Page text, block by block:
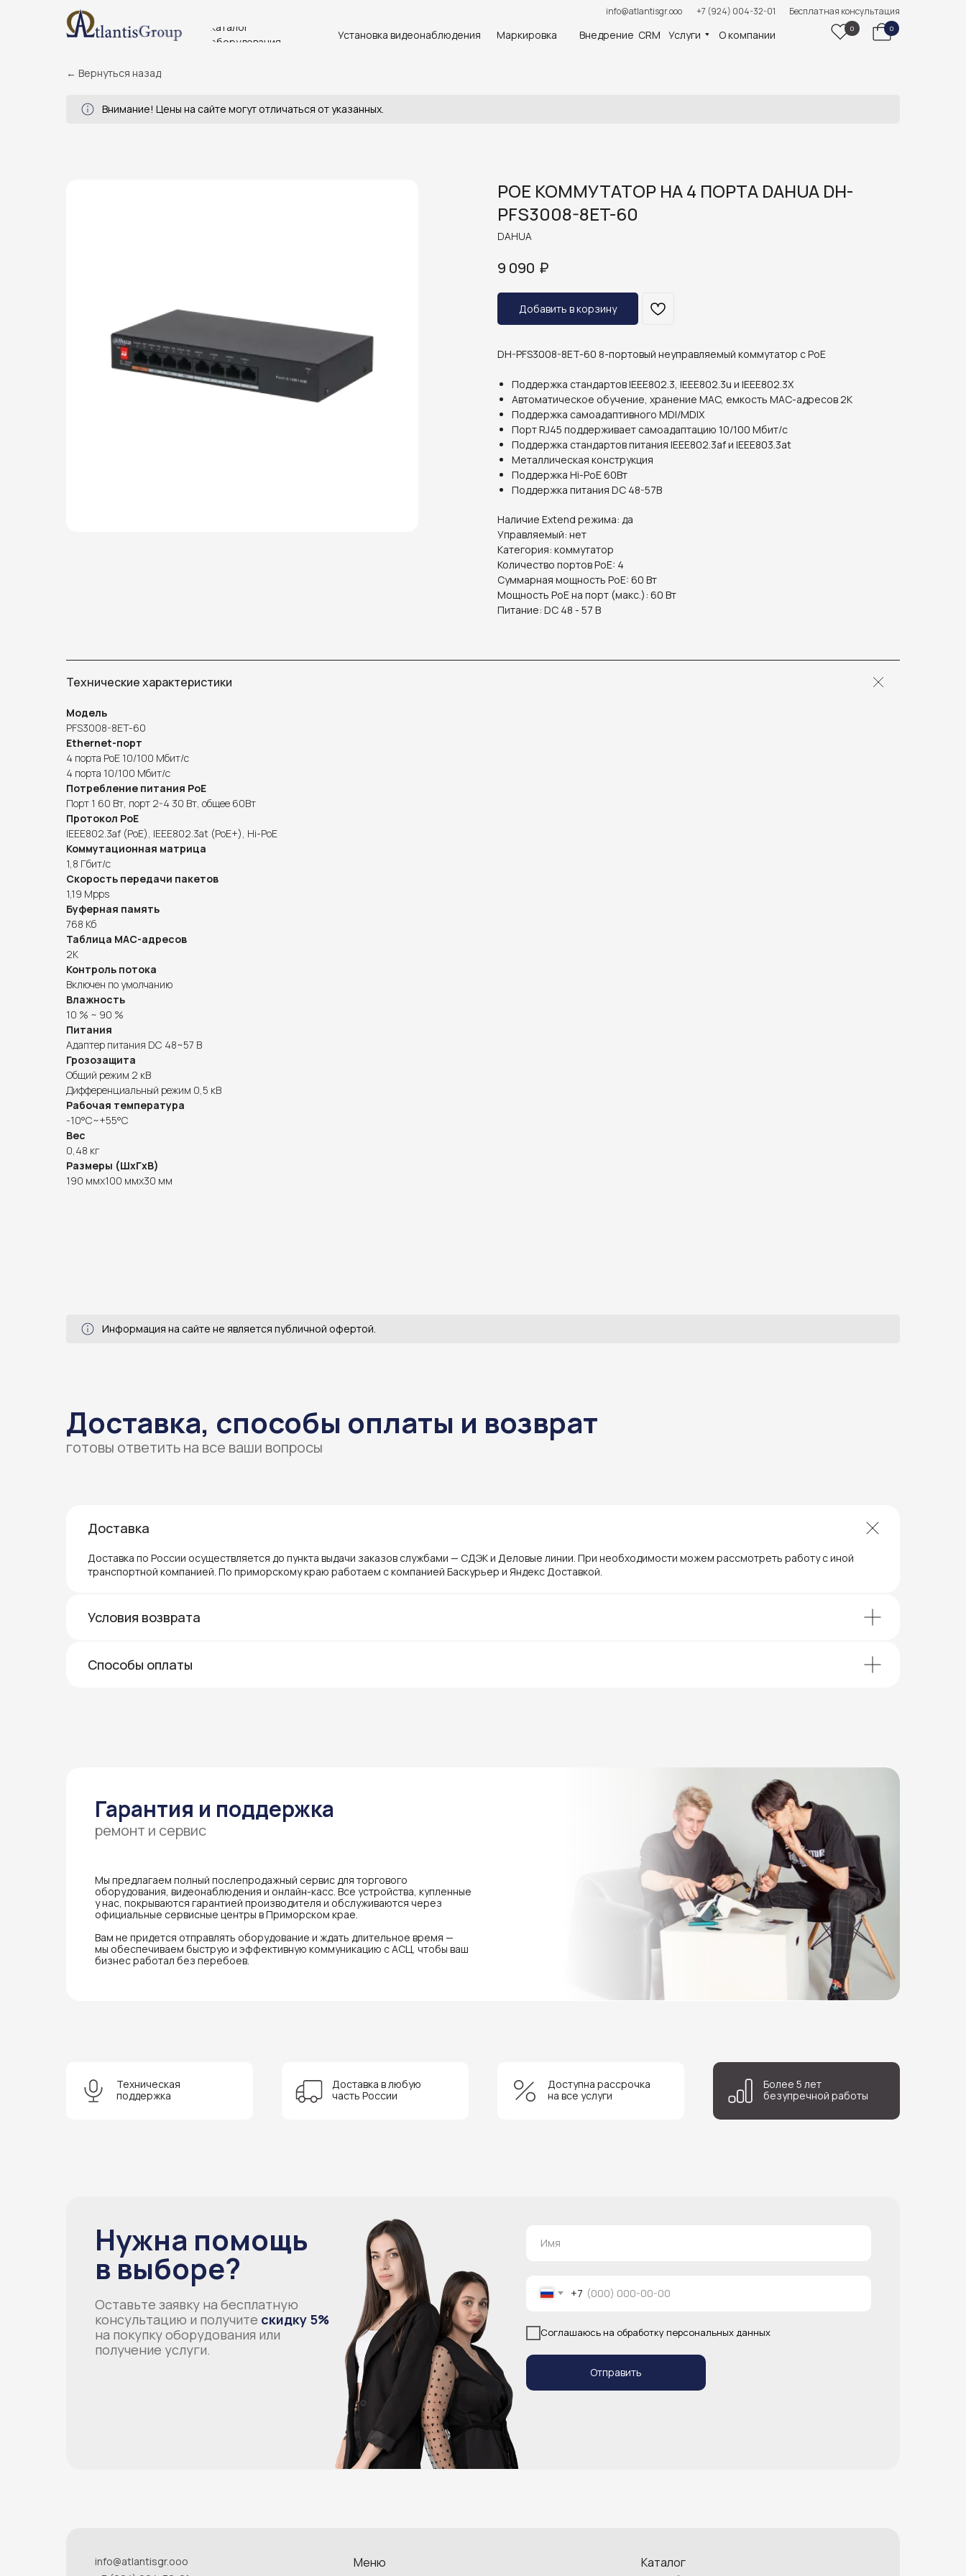
Бесплатная консультация
+7 (924) 004-32-01
info@atlantisgr.ooo
0
0
Установка видеонаблюдения
Каталог
оборудования
Маркировка Услуги О компании
Внедрение CRM
← Вернуться назад
Внимание! Цены на сайте могут отличаться от указанных.
POE КОММУТАТОР НА 4 ПОРТА DAHUA DH-
PFS3008-8ET-60
DAHUA
9 090 ₽
Добавить в корзину
DH-PFS3008-8ET-60 8-портовый неуправляемый коммутатор с РоЕ
Поддержка стандартов IEEE802.3, IEEE802.3u и IEEE802.3X
Автоматическое обучение, хранение MAC, емкость MAC-адресов 2К
Поддержка самоадаптивного MDI/MDIX
Порт RJ45 поддерживает самоадаптацию 10/100 Мбит/с
Поддержка стандартов питания IEEE802.3af и IEEE803.3at
Металлическая конструкция
Поддержка Hi-PoE 60Вт
Поддержка питания DC 48-57В
Наличие Extend режима: да
Управляемый: нет
Категория: коммутатор
Количество портов PoE: 4
Суммарная мощность PoE: 60 Вт
Мощность PoE на порт (макс.): 60 Вт
Питание: DC 48 - 57 В
Технические характеристики
Модель
PFS3008-8ET-60
Ethernet-порт
4 порта PoE 10/100 Мбит/с
4 порта 10/100 Мбит/с
Потребление питания PoE
Порт 1 60 Вт, порт 2-4 30 Вт, общее 60Вт
Протокол PoE
IEEE802.3af (PoE), IEEE802.3at (PoE+), Hi-PoE
Коммутационная матрица
1,8 Гбит/с
Скорость передачи пакетов
1,19 Mpps
Буферная память
768 Кб
Таблица MAC-адресов
2K
Контроль потока
Включен по умолчанию
Влажность
10 % ~ 90 %
Питания
Адаптер питания DC 48~57 В
Грозозащита
Общий режим 2 кВ
Дифференциальный режим 0,5 кВ
Рабочая температура
-10°C~+55°C
Вес
0,48 кг
Размеры (ШxГxВ)
190 ммx100 ммx30 мм
Информация на сайте не является публичной офертой.
Доставка, способы оплаты и возврат
готовы ответить на все ваши вопросы
Доставка
Доставка по России осуществляется до пункта выдачи заказов службами — СДЭК и Деловые линии. При необходимости можем рассмотреть работу с иной
транспортной компанией. По приморскому краю работаем с компанией Баскурьер и Яндекс Доставкой.
Условия возврата
Способы оплаты
Гарантия и поддержка
Мы предлагаем полный послепродажный сервис для торгового
оборудования, видеонаблюдения и онлайн-касс. Все устройства, купленные
у нас, покрываются гарантией производителя и обслуживаются через
официальные сервисные центры в Приморском крае.
Вам не придется отправлять оборудование и ждать длительное время —
мы обеспечиваем быструю и эффективную коммуникацию с АСЦ, чтобы ваш
бизнес работал без перебоев.
ремонт и сервис
Техническая
поддержка
Доставка в любую
часть России
Доступна рассрочка
на все услуги
Более 5 лет
безупречной работы
Нужна помощь
в выборе?
Оставьте заявку на бесплатную
консультацию и получите скидку 5%
на покупку оборудования или
получение услуги.
+7
Соглашаюсь на обработку персональных данных
Отправить
info@atlantisgr.ooo Меню Каталог